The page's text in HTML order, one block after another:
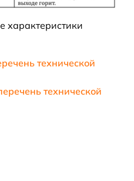
характеристики
технической
технической